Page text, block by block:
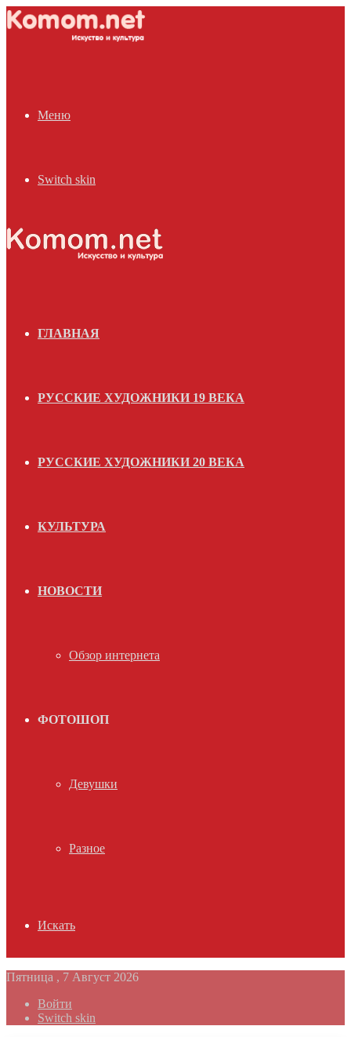
Меню
Switch skin
ГЛАВНАЯ
РУССКИЕ ХУДОЖНИКИ 19 ВЕКА
РУССКИЕ ХУДОЖНИКИ 20 ВЕКА
КУЛЬТУРА
НОВОСТИ
Обзор интернета
ФОТОШОП
Девушки
Разное
Искать
Пятница , 7 Август 2026
Войти
Switch skin